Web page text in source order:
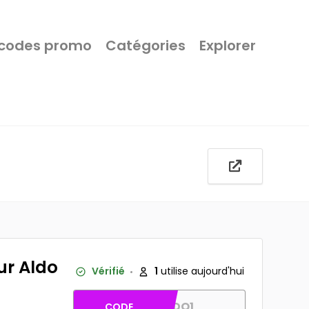
promo Catégories Explorer
Aldo Vérifié 1 utilise aujourd'hui